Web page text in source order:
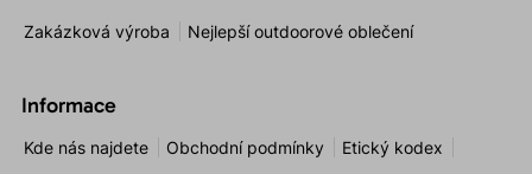
Zakázková výroba Nejlepší outdoorové oblečení
Informace
Kde nás najdete Obchodní podmínky Etický kodex